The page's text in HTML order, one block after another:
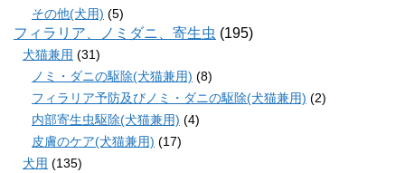
その他(犬用) (5)
フィラリア、ノミダニ、寄生虫 (195)
犬猫兼用 (31)
ノミ・ダニの駆除(犬猫兼用) (8)
フィラリア予防及びノミ・ダニの駆除(犬猫兼用) (2)
内部寄生虫駆除(犬猫兼用) (4)
皮膚のケア(犬猫兼用) (17)
犬用 (135)